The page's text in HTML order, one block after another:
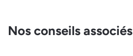
Nos conseils associés